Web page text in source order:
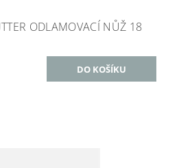
ODLAMOVACÍ NŮŽ 18